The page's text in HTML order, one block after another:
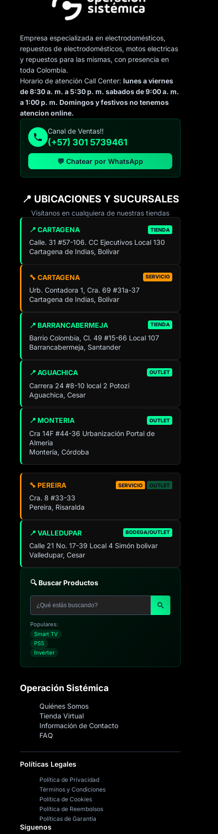
Empresa especializada en electrodomésticos,
repuestos de electrodomésticos, motos electricas
y repuestos para las mismas, con presencia en
toda Colombia.
Horario de atención Call Center:lunes a viernes
de 8:30 a. m. a 5:30 p. m. sabados de 9:00 a. m.
a 1:00 p. m. Domingos y festivos no tenemos
atencion online.
Canal de Ventas!!
(+57) 301 5739461
💬 Chatear por WhatsApp
📍 UBICACIONES Y SUCURSALES
Visítanos en cualquiera de nuestras tiendas
📍 CARTAGENA TIENDA
Calle. 31 #57-106. CC Ejecutivos Local 130
Cartagena de Indias, Bolívar
🔧 CARTAGENA SERVICIO
Urb. Contadora 1, Cra. 69 #31a-37
Cartagena de Indias, Bolívar
📍 BARRANCABERMEJA TIENDA
Barrio Colombia, Cl. 49 #15-66 Local 107
Barrancabermeja, Santander
📍 AGUACHICA OUTLET
Carrera 24 #8-10 local 2 Potozí
Aguachica, Cesar
📍 MONTERIA OUTLET
Cra 14F #44-36 Urbanización Portal de
Almeria
Montería, Córdoba
📍 VALLEDUPAR BODEGA/OUTLET
Calle 21 No. 17-39 Local 4 Simón bolivar
Valledupar, Cesar
🔧 PEREIRA SERVICIO OUTLET
Cra. 8 #33-33
Pereira, Risaralda
🔍 Buscar Productos
Populares:
Smart TV
PS5
Inverter
Operación Sistémica
Quiénes Somos
Tienda Virtual
Información de Contacto
FAQ
Políticas Legales
Política de Privacidad
Términos y Condiciones
Política de Cookies
Política de Reembolsos
Políticas de Garantía
Síguenos